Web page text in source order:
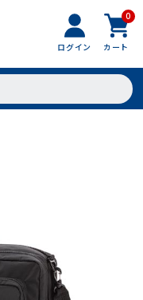
ログイン
0
カート